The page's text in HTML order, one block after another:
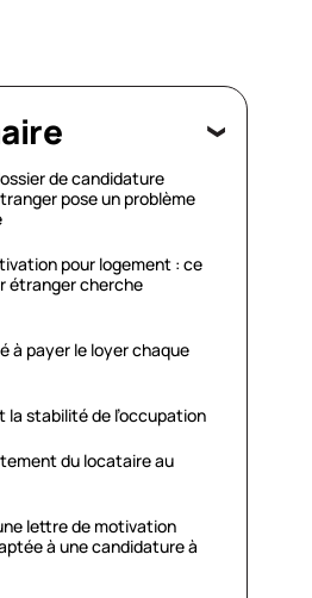
de candidature
pose un problème
pour logement : ce
étranger cherche
à payer le loyer chaque
la stabilité de l’occupation
du locataire au
lettre de motivation
à une candidature à